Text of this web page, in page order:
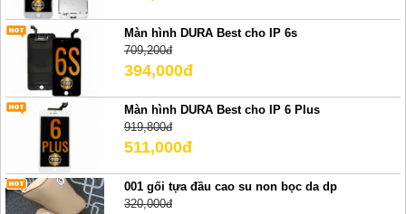
Màn hình DURA Best cho IP 6s
709,200đ
394,000đ
Màn hình DURA Best cho IP 6 Plus
919,800đ
511,000đ
001 gối tựa đầu cao su non bọc da dp
320,000đ